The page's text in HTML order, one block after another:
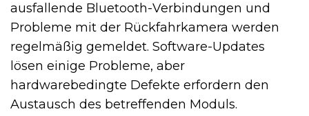
ausfallende Bluetooth-Verbindungen und
Probleme mit der Rückfahrkamera werden
regelmäßig gemeldet. Software-Updates
lösen einige Probleme, aber
hardwarebedingte Defekte erfordern den
Austausch des betreffenden Moduls.